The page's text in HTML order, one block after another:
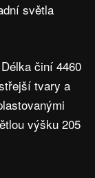
světla
činí 4460
tvary a
výšku 205